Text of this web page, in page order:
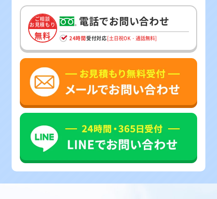
ご相談
お見積もり
無料
電話でお問い合わせ
24時間受付対応[土日祝OK・通話無料]